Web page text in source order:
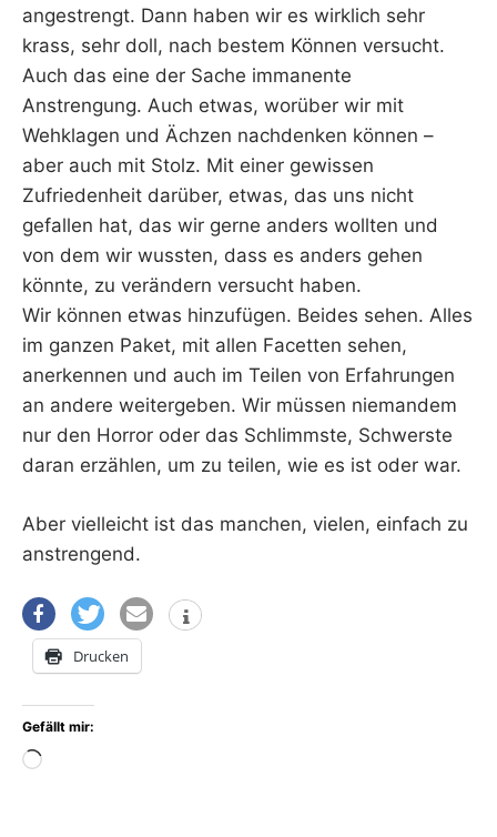
angestrengt. Dann haben wir es wirklich sehr
krass, sehr doll, nach bestem Können versucht.
Auch das eine der Sache immanente
Anstrengung. Auch etwas, worüber wir mit
Wehklagen und Ächzen nachdenken können –
aber auch mit Stolz. Mit einer gewissen
Zufriedenheit darüber, etwas, das uns nicht
gefallen hat, das wir gerne anders wollten und
von dem wir wussten, dass es anders gehen
könnte, zu verändern versucht haben.
Wir können etwas hinzufügen. Beides sehen. Alles
im ganzen Paket, mit allen Facetten sehen,
anerkennen und auch im Teilen von Erfahrungen
an andere weitergeben. Wir müssen niemandem
nur den Horror oder das Schlimmste, Schwerste
daran erzählen, um zu teilen, wie es ist oder war.
Aber vielleicht ist das manchen, vielen, einfach zu
anstrengend.
Drucken
Gefällt mir:
Wird